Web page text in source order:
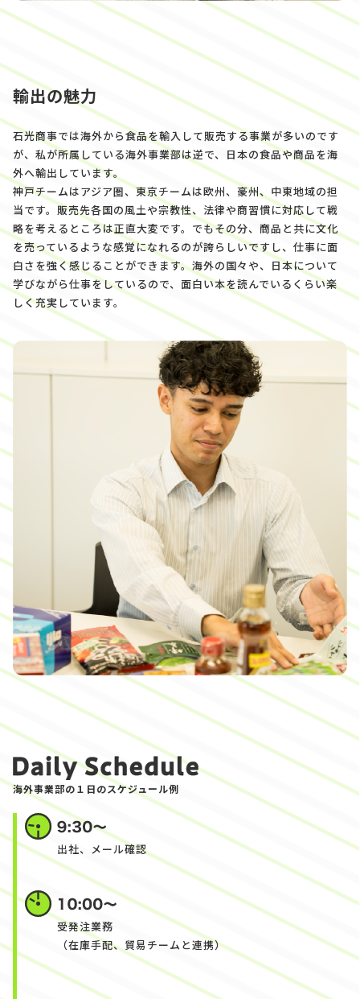
輸出の魅力
石光商事では海外から食品を輸入して販売する事業が多いのです
が、私が所属している海外事業部は逆で、日本の食品や商品を海
外へ輸出しています。
神戸チームはアジア圏、東京チームは欧州、豪州、中東地域の担
当です。販売先各国の風土や宗教性、法律や商習慣に対応して戦
略を考えるところは正直大変です。でもその分、商品と共に文化
を売っているような感覚になれるのが誇らしいですし、仕事に面
白さを強く感じることができます。海外の国々や、日本について
学びながら仕事をしているので、面白い本を読んでいるくらい楽
しく充実しています。
海外事業部の１日のスケジュール例
出社、メール確認
受発注業務
（在庫手配、貿易チームと連携）